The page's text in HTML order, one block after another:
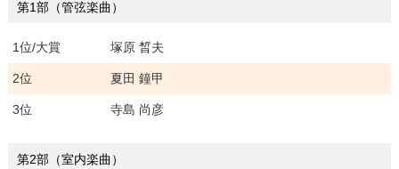
第1部（管弦楽曲）
1位/大賞 塚原 晳夫
2位 夏田 鐘甲
3位 寺島 尚彦
第2部（室内楽曲）